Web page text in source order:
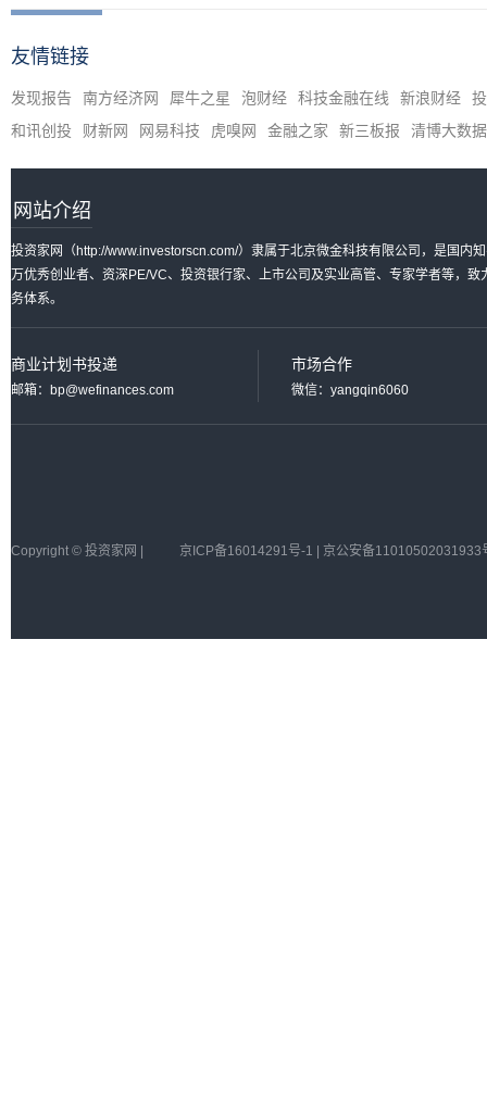
友情链接
发现报告 南方经济网 犀牛之星 泡财经 科技金融在线 新浪财经
和讯创投
财新网 网易科技 虎嗅网 金融之家 新三板报 清博大数据
网站介绍
投资家网（http://www.investorscn.com/）隶属于北京微金科技有限公司，是国内
万优秀创业者、资深PE/VC、投资银行家、上市公司及实业高管、专家学者等，
务体系。
商业计划书投递
邮箱：bp@wefinances.com
市场合作
微信：yangqin6060
Copyright © 投资家网 | 京ICP备16014291号-1 | 京公安备11010502031933